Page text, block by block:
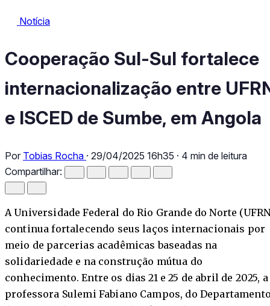
Notícia
Notícia
Cooperação Sul-Sul fortalece
internacionalização entre
e ISCED de Sumbe, em Angola
Por Tobias Rocha · 29/04/2025 16h35 · 4 min de leitura
Compartilhar:
A Universidade Federal do Rio Grande do Norte
continua fortalecendo seus laços internacionais por
meio de parcerias acadêmicas baseadas na
solidariedade e na construção mútua do
conhecimento. Entre os dias 21 e 25 de abril de 2025, a
professora Sulemi Fabiano Campos, do